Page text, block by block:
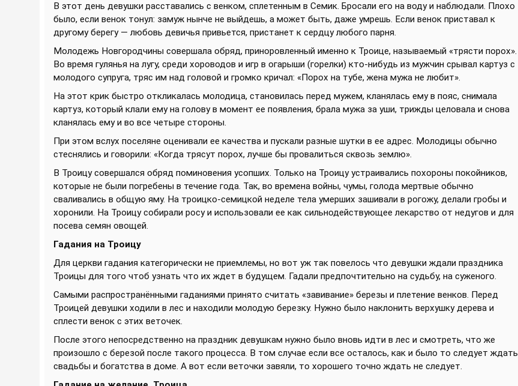
В этот день девушки расставались с венком, сплетенным в Семик. Бросали его на воду и наблюдали. Плохо
было, если венок тонул: замуж нынче не выйдешь, а может быть, даже умрешь. Если венок приставал к
другому берегу — любовь девичья привьется, пристанет к сердцу любого парня.
Молодежь Новгородчины совершала обряд, приноровленный именно к Троице, называемый «трясти порох».
Во время гулянья на лугу, среди хороводов и игр в огарыши (горелки) кто-нибудь из мужчин срывал картуз с
молодого супруга, тряс им над головой и громко кричал: «Порох на тубе, жена мужа не любит».
На этот крик быстро откликалась молодица, становилась перед мужем, кланялась ему в пояс, снимала
картуз, который клали ему на голову в момент ее появления, брала мужа за уши, трижды целовала и снова
кланялась ему и во все четыре стороны.
При этом вслух поселяне оценивали ее качества и пускали разные шутки в ее адрес. Молодицы обычно
стеснялись и говорили: «Когда трясут порох, лучше бы провалиться сквозь землю».
В Троицу совершался обряд поминовения усопших. Только на Троицу устраивались похороны покойников,
которые не были погребены в течение года. Так, во времена войны, чумы, голода мертвые обычно
сваливались в общую яму. На троицко-семицкой неделе тела умерших зашивали в рогожу, делали гробы и
хоронили. На Троицу собирали росу и использовали ее как сильнодействующее лекарство от недугов и для
посева семян овощей.
Гадания на Троицу
Для церкви гадания категорически не приемлемы, но вот уж так повелось что девушки ждали праздника
Троицы для того чтоб узнать что их ждет в будущем. Гадали предпочтительно на судьбу, на суженого.
Самыми распространёнными гаданиями принято считать «завивание» березы и плетение венков. Перед
Троицей девушки ходили в лес и находили молодую березку. Нужно было наклонить верхушку дерева и
сплести венок с этих веточек.
После этого непосредственно на праздник девушкам нужно было вновь идти в лес и смотреть, что же
произошло с березой после такого процесса. В том случае если все осталось, как и было то следует ждать
свадьбы и богатства в доме. А вот если веточки завяли, то хорошего точно ждать не следует.